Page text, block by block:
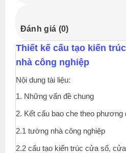
Đánh giá (0)
Thiết kế cấu tạo kiến
nhà công nghiệp
Nội dung tài liệu:
1. Những vấn đề chung
2. Kết cấu bao che theo phương
2.1 tường nhà công nghiệp
2.2 cấu tạo kiến trúc cửa sổ,